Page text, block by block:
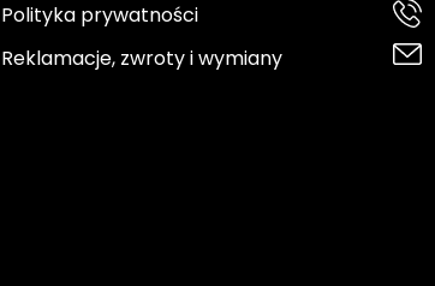
Polityka prywatności
Reklamacje, zwroty i wymiany